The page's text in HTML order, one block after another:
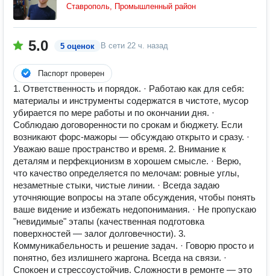
Ставрополь, Промышленный район
5.0 5 оценок В сети 22 ч. назад
Паспорт проверен
1. Ответственность и порядок. · Работаю как для себя:
материалы и инструменты содержатся в чистоте, мусор
убирается по мере работы и по окончании дня. ·
Соблюдаю договоренности по срокам и бюджету. Если
возникают форс-мажоры — обсуждаю открыто и сразу. ·
Уважаю ваше пространство и время. 2. Внимание к
деталям и перфекционизм в хорошем смысле. · Верю,
что качество определяется по мелочам: ровные углы,
незаметные стыки, чистые линии. · Всегда задаю
уточняющие вопросы на этапе обсуждения, чтобы понять
ваше видение и избежать недопонимания. · Не пропускаю
"невидимые" этапы (качественная подготовка
поверхностей — залог долговечности). 3.
Коммуникабельность и решение задач. · Говорю просто и
понятно, без излишнего жаргона. Всегда на связи. ·
Спокоен и стрессоустойчив. Сложности в ремонте — это